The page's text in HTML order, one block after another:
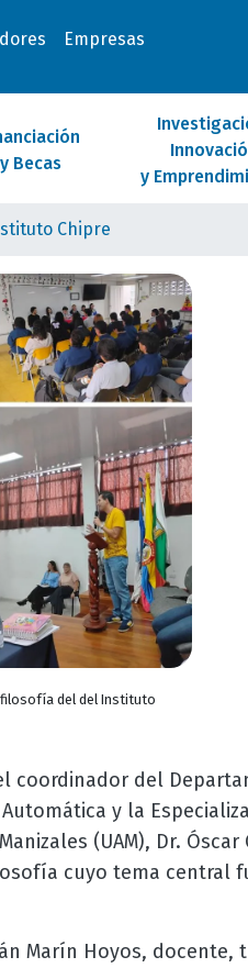
Empresas
y Becas
y
Chipre
del del Instituto
coordinador del
y la
(UAM), Dr.
cuyo tema central
Marín Hoyos,